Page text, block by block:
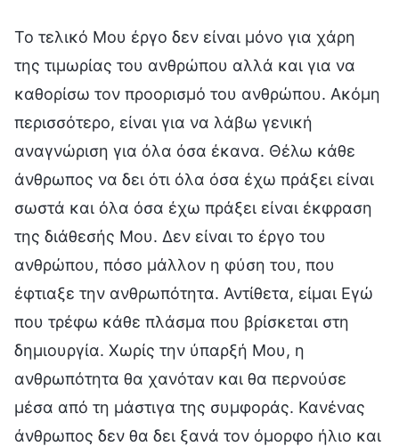
Το τελικό Μου έργο δεν είναι μόνο για χάρη
της τιμωρίας του ανθρώπου αλλά και για να
καθορίσω τον προορισμό του ανθρώπου. Ακόμη
περισσότερο, είναι για να λάβω γενική
αναγνώριση για όλα όσα έκανα. Θέλω κάθε
άνθρωπος να δει ότι όλα όσα έχω πράξει είναι
σωστά και όλα όσα έχω πράξει είναι έκφραση
της διάθεσής Mου. Δεν είναι το έργο του
ανθρώπου, πόσο μάλλον η φύση του, που
έφτιαξε την ανθρωπότητα. Αντίθετα, είμαι Εγώ
που τρέφω κάθε πλάσμα που βρίσκεται στη
δημιουργία. Χωρίς την ύπαρξή Μου, η
ανθρωπότητα θα χανόταν και θα περνούσε
μέσα από τη μάστιγα της συμφοράς. Κανένας
άνθρωπος δεν θα δει ξανά τον όμορφο ήλιο και